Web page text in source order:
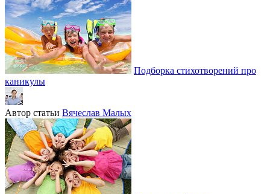
Подборка стихотворений про
каникулы
Автор статьи Вячеслав Малых